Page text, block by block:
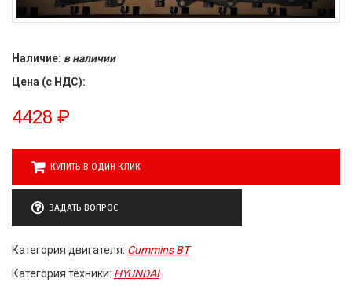
Наличие: в наличии
Цена (с НДС):
4428 ₽
КУПИТЬ В ОДИН КЛИК
ЗАДАТЬ ВОПРОС
Категория двигателя: Cummins BT
Категория техники: HYUNDAI